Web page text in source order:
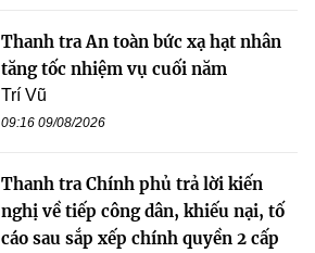
Thanh tra An toàn bức xạ hạt nhân
tăng tốc nhiệm vụ cuối năm
Trí Vũ
09:16 09/08/2026
Thanh tra Chính phủ trả lời kiến
nghị về tiếp công dân, khiếu nại, tố
cáo sau sắp xếp chính quyền 2 cấp